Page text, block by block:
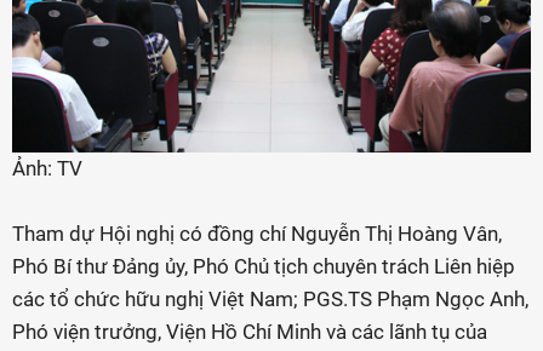
Ảnh: TV
Tham dự Hội nghị có đồng chí Nguyễn Thị Hoàng Vân,
Phó Bí thư Đảng ủy, Phó Chủ tịch chuyên trách Liên hiệp
các tổ chức hữu nghị Việt Nam; PGS.TS Phạm Ngọc Anh,
Phó viện trưởng, Viện Hồ Chí Minh và các lãnh tụ của